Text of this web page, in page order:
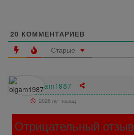
20 КОММЕНТАРИЕВ
Старые
olgam1987
2026 лет назад
Отрицательный отзыв